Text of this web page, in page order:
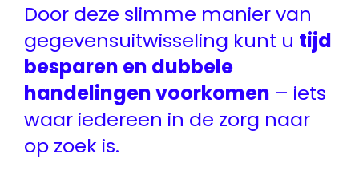
Door deze slimme manier van
gegevensuitwisseling kunt u tijd
besparen en dubbele
handelingen voorkomen – iets
waar iedereen in de zorg naar
op zoek is.